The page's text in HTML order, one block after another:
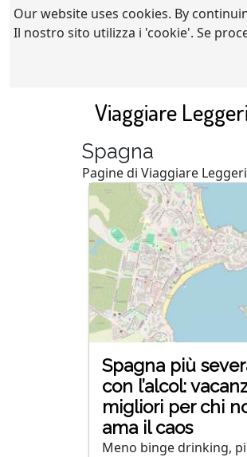
Our website uses cookies. By
Il nostro sito utilizza i 'cookie'. Se
Viaggiare Leggeri
Spagna
Pagine di Viaggiare
Spagna più
con l’alcol:
migliori per chi
ama il caos
Meno binge drinking,